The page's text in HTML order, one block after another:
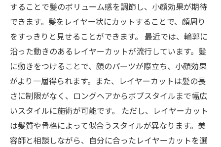
することで髪のボリューム感を調節し、小顔効果が期待
できます。髪をレイヤー状にカットすることで、顔周り
をすっきりと見せることができます。 最近では、輪郭に
沿った動きのあるレイヤーカットが流行しています。髪
に動きをつけることで、顔のパーツが際立ち、小顔効果
がより一層得られます。また、レイヤーカットは髪の長
さに制限がなく、ロングヘアからボブスタイルまで幅広
いスタイルに施術が可能です。 ただし、レイヤーカット
は髪質や骨格によって似合うスタイルが異なります。美
容師と相談しながら、自分に合ったレイヤーカットを選